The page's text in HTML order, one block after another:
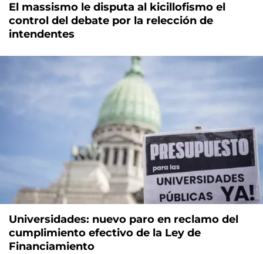
El massismo le disputa al kicillofismo el
control del debate por la relección de
intendentes
Universidades: nuevo paro en reclamo del
cumplimiento efectivo de la Ley de
Financiamiento